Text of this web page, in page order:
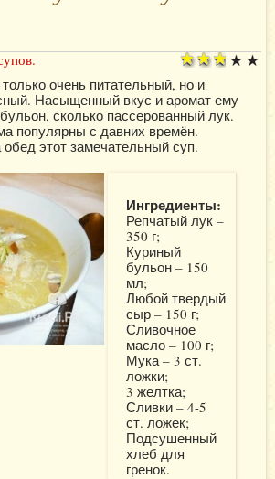
очень питательный, но и
Насыщенный вкус и аромат ему
сколько пассерованный лук.
популярны с давних времён.
обед этот замечательный суп.
Ингредиенты:
Репчатый лук –
350 г;
Куриный
бульон – 150
мл;
Любой твердый
сыр – 150 г;
Сливочное
масло – 100 г;
Мука – 3 ст.
ложки;
3 желтка;
Сливки – 4-5
ст. ложек;
Подсушенный
хлеб для
гренок.